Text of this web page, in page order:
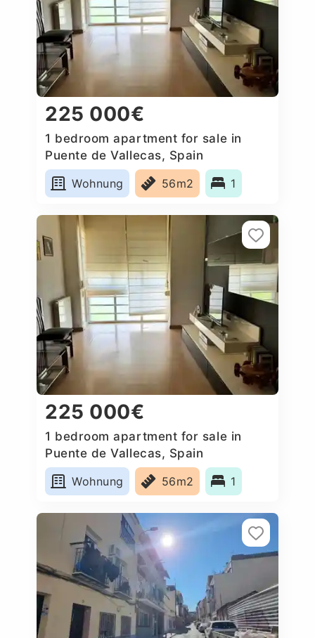
225 000€
1 bedroom apartment for sale in
Puente de Vallecas, Spain
Wohnung
56m2 1
225 000€
1 bedroom apartment for sale in
Puente de Vallecas, Spain
Wohnung
56m2 1